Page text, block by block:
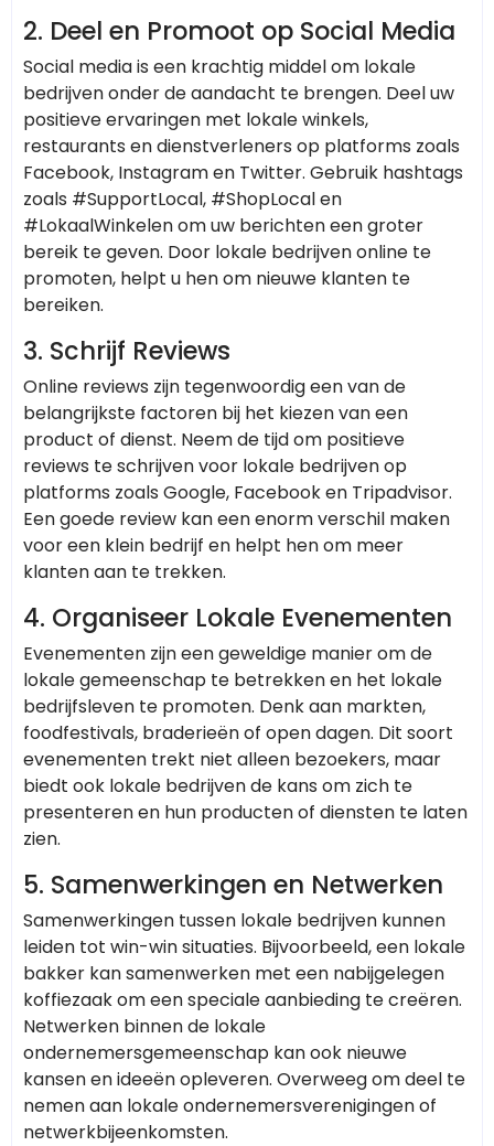
2. Deel en Promoot op Social Media
Social media is een krachtig middel om lokale
bedrijven onder de aandacht te brengen. Deel uw
positieve ervaringen met lokale winkels,
restaurants en dienstverleners op platforms zoals
Facebook, Instagram en Twitter. Gebruik hashtags
zoals #SupportLocal, #ShopLocal en
#LokaalWinkelen om uw berichten een groter
bereik te geven. Door lokale bedrijven online te
promoten, helpt u hen om nieuwe klanten te
bereiken.
3. Schrijf Reviews
Online reviews zijn tegenwoordig een van de
belangrijkste factoren bij het kiezen van een
product of dienst. Neem de tijd om positieve
reviews te schrijven voor lokale bedrijven op
platforms zoals Google, Facebook en Tripadvisor.
Een goede review kan een enorm verschil maken
voor een klein bedrijf en helpt hen om meer
klanten aan te trekken.
4. Organiseer Lokale Evenementen
Evenementen zijn een geweldige manier om de
lokale gemeenschap te betrekken en het lokale
bedrijfsleven te promoten. Denk aan markten,
foodfestivals, braderieën of open dagen. Dit soort
evenementen trekt niet alleen bezoekers, maar
biedt ook lokale bedrijven de kans om zich te
presenteren en hun producten of diensten te laten
zien.
5. Samenwerkingen en Netwerken
Samenwerkingen tussen lokale bedrijven kunnen
leiden tot win-win situaties. Bijvoorbeeld, een lokale
bakker kan samenwerken met een nabijgelegen
koffiezaak om een speciale aanbieding te creëren.
Netwerken binnen de lokale
ondernemersgemeenschap kan ook nieuwe
kansen en ideeën opleveren. Overweeg om deel te
nemen aan lokale ondernemersverenigingen of
netwerkbijeenkomsten.